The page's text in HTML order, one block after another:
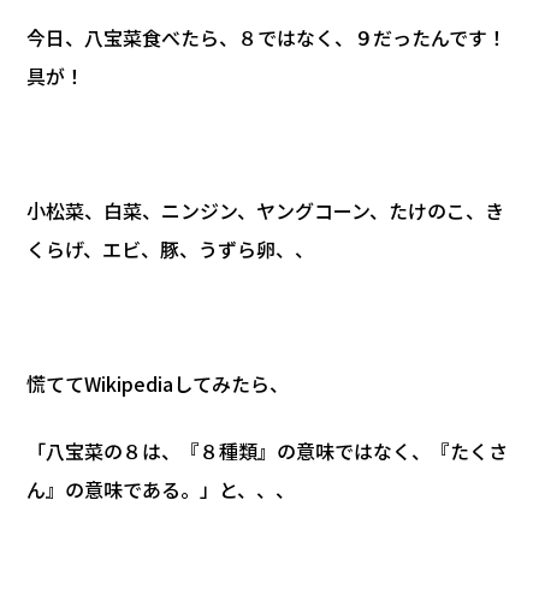
今日、八宝菜食べたら、８ではなく、９だったんです！
具が！
小松菜、白菜、ニンジン、ヤングコーン、たけのこ、き
くらげ、エビ、豚、うずら卵、、
慌ててWikipediaしてみたら、
「八宝菜の８は、『８種類』の意味ではなく、『たくさ
ん』の意味である。」と、、、